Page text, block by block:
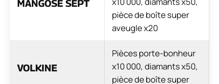
MANGOSE SEPT
pièce de boîte super
aveugle x20
VOLKINE
Pièces porte-bonheur
x10 000, diamants x50,
pièce de boîte super